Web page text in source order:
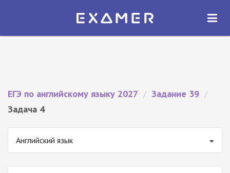
Экзамер — ЕГЭ 2027
ОТКРЫТЬ
ЕГЭ по английскому языку 2027 / Задание 39 /
Задача 4
Английский язык